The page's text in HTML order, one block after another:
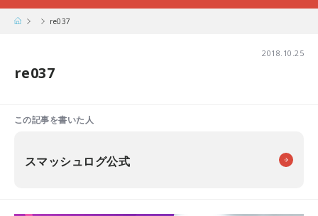
re037
2018.10.25
re037
この記事を書いた人
スマッシュログ公式